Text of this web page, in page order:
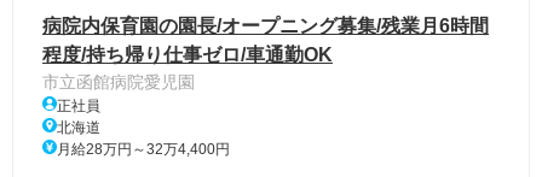
病院内保育園の園長/オープニング募集/残業月6時間
程度/持ち帰り仕事ゼロ/車通勤OK
市立函館病院愛児園
正社員
北海道
月給28万円～32万4,400円